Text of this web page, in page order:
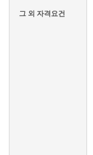
그 외 자격요건